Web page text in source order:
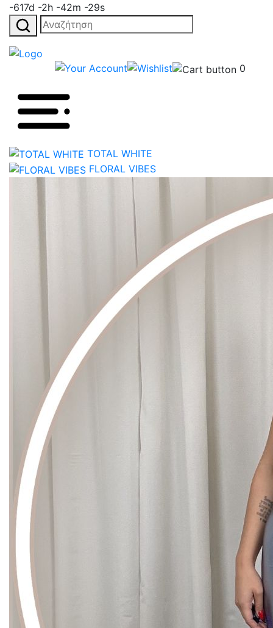
-617d -2h -42m -29s
Αναζήτηση
για:
0
TOTAL WHITE
FLORAL VIBES